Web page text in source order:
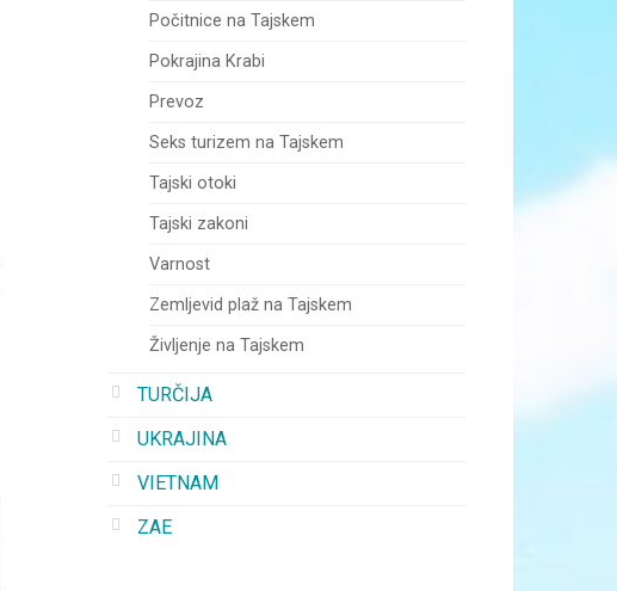
Počitnice na Tajskem
Pokrajina Krabi
Prevoz
Seks turizem na Tajskem
Tajski otoki
Tajski zakoni
Varnost
Zemljevid plaž na Tajskem
Življenje na Tajskem
TURČIJA
UKRAJINA
VIETNAM
ZAE